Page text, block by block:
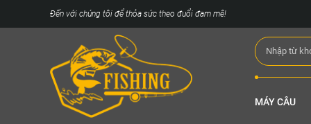
Đến với chúng tôi để thỏa sức theo đuổi đam mê!
MÁY CÂU